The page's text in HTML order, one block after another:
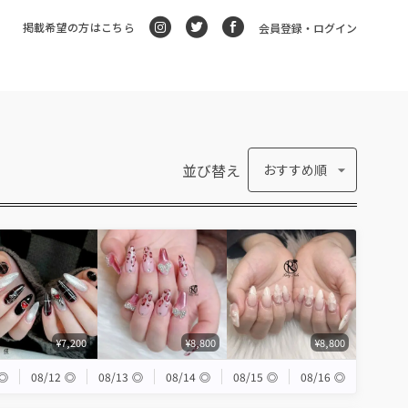
掲載希望の方はこちら 会員登録・ログイン
並び替え おすすめ順
¥7,200 ¥8,800 ¥8,800
08/12 ◎ 08/13 ◎ 08/14 ◎ 08/15 ◎ 08/16 ◎